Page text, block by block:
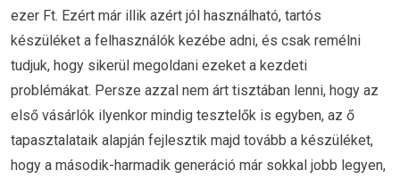
ezer Ft. Ezért már illik azért jól használható, tartós
készüléket a felhasználók kezébe adni, és csak remélni
tudjuk, hogy sikerül megoldani ezeket a kezdeti
problémákat. Persze azzal nem árt tisztában lenni, hogy az
első vásárlók ilyenkor mindig tesztelők is egyben, az ő
tapasztalataik alapján fejlesztik majd tovább a készüléket,
hogy a második-harmadik generáció már sokkal jobb legyen,